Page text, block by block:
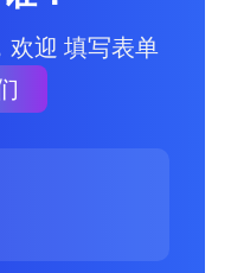
欢迎 填写表单